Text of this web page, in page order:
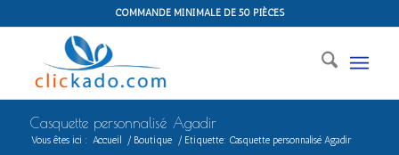
COMMANDE MINIMALE DE 50 PIÈCES
Casquette personnalisé Agadir
Vous êtes ici : Accueil / Boutique / Etiquette: Casquette personnalisé Agadir